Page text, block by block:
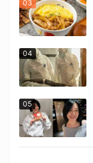
03
04
05